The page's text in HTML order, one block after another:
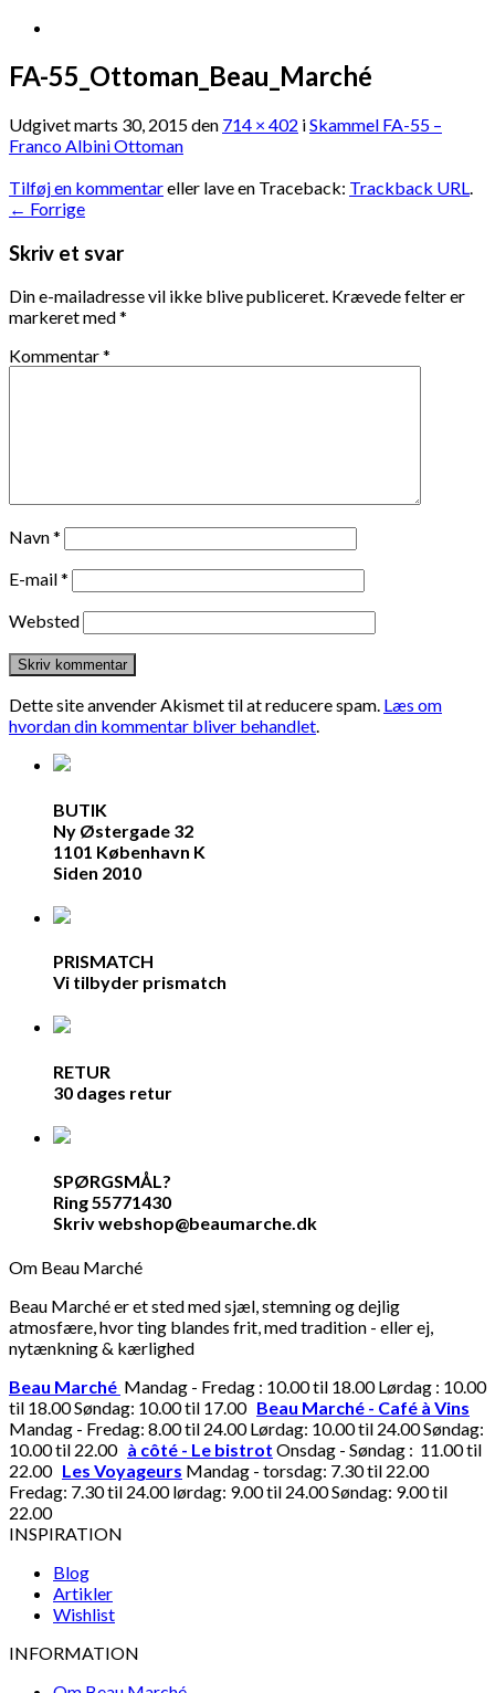
FA-55_Ottoman_Beau_Marché
Udgivetmarts 30, 2015den 714 × 402 iSkammel FA-55 –
Franco Albini Ottoman
Tilføj en kommentareller lave en Traceback: Trackback URL.
← Forrige
Skriv et svar
Din e-mailadresse vil ikke blive publiceret. Krævede felter er
markeret med*
Kommentar*
Navn*
E-mail*
Websted
Dette site anvender Akismet til at reducere spam. Læs om
hvordan din kommentar bliver behandlet.
BUTIK
Ny Østergade 32
1101 København K
Siden 2010
PRISMATCH
Vi tilbyder prismatch
RETUR
30 dages retur
SPØRGSMÅL?
Ring 55771430
Skriv webshop@beaumarche.dk
Om Beau Marché
Beau Marché er et sted med sjæl, stemning og dejlig
atmosfære, hvor ting blandes frit, med tradition - eller ej,
nytænkning & kærlighed
Beau Marché Mandag - Fredag : 10.00 til 18.00 Lørdag : 10.00
til 18.00 Søndag: 10.00 til 17.00 Beau Marché - Café à Vins
Mandag - Fredag: 8.00 til 24.00 Lørdag: 10.00 til 24.00 Søndag:
10.00 til 22.00 à côté - Le bistrot Onsdag - Søndag : 11.00 til
22.00 Les Voyageurs Mandag - torsdag: 7.30 til 22.00
Fredag: 7.30 til 24.00 lørdag: 9.00 til 24.00 Søndag: 9.00 til
22.00
INSPIRATION
Blog
Artikler
Wishlist
INFORMATION